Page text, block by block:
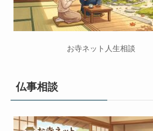
お寺ネット人生相談
仏事相談